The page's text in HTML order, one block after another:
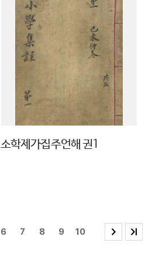
소학제가집주언해 권1
6 7 8 9 10